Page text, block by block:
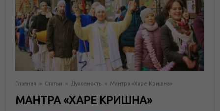
Главная » Статьи » Духовность » Мантра «Харе Кришна»
МАНТРА «ХАРЕ КРИШНА»